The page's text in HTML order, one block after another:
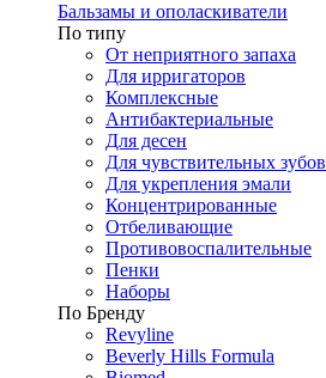
Бальзамы и ополаскиватели
По типу
От неприятного запаха
Для ирригаторов
Комплексные
Антибактериальные
Для десен
Для чувствительных зубов
Для укрепления эмали
Концентрированные
Отбеливающие
Противовоспалительные
Пенки
Наборы
По Бренду
Revyline
Beverly Hills Formula